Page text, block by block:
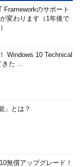
Frameworkのサポート
変わります（1年後で
Windows 10 Technical
きた ...
」とは？
無償アップグレード！